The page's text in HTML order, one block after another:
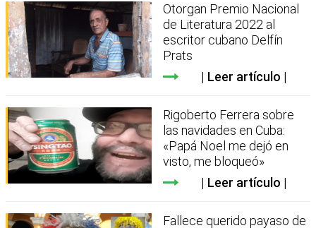
Otorgan Premio Nacional
de Literatura 2022 al
escritor cubano Delfín
Prats
Leer artículo
Rigoberto Ferrera sobre
las navidades en Cuba:
«Papá Noel me dejó en
visto, me bloqueó»
Leer artículo
Fallece querido payaso de